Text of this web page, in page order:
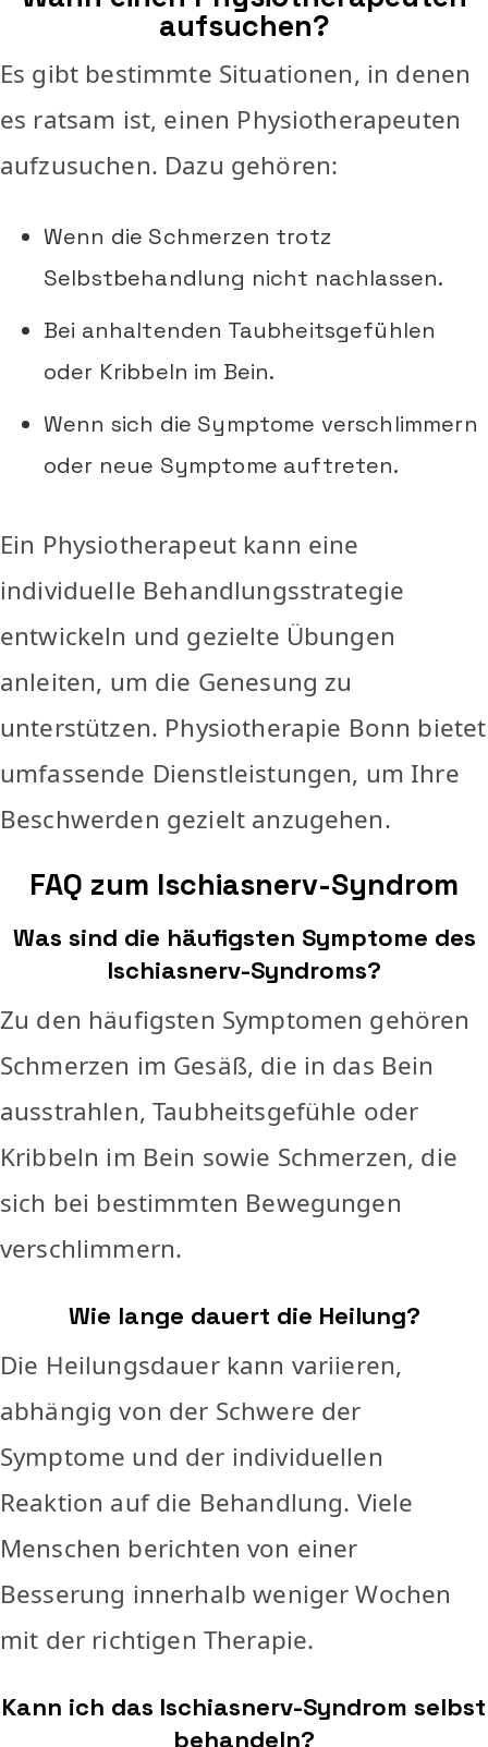
aufsuchen?
Es gibt bestimmte Situationen, in denen
es ratsam ist, einen Physiotherapeuten
aufzusuchen. Dazu gehören:
Wenn die Schmerzen trotz
Selbstbehandlung nicht nachlassen.
Bei anhaltenden Taubheitsgefühlen
oder Kribbeln im Bein.
Wenn sich die Symptome verschlimmern
oder neue Symptome auftreten.
Ein Physiotherapeut kann eine
individuelle Behandlungsstrategie
entwickeln und gezielte Übungen
anleiten, um die Genesung zu
unterstützen. Physiotherapie Bonn bietet
umfassende Dienstleistungen, um Ihre
Beschwerden gezielt anzugehen.
FAQ zum Ischiasnerv-Syndrom
Was sind die häufigsten Symptome des
Ischiasnerv-Syndroms?
Zu den häufigsten Symptomen gehören
Schmerzen im Gesäß, die in das Bein
ausstrahlen, Taubheitsgefühle oder
Kribbeln im Bein sowie Schmerzen, die
sich bei bestimmten Bewegungen
verschlimmern.
Wie lange dauert die Heilung?
Die Heilungsdauer kann variieren,
abhängig von der Schwere der
Symptome und der individuellen
Reaktion auf die Behandlung. Viele
Menschen berichten von einer
Besserung innerhalb weniger Wochen
mit der richtigen Therapie.
Kann ich das Ischiasnerv-Syndrom selbst
behandeln?